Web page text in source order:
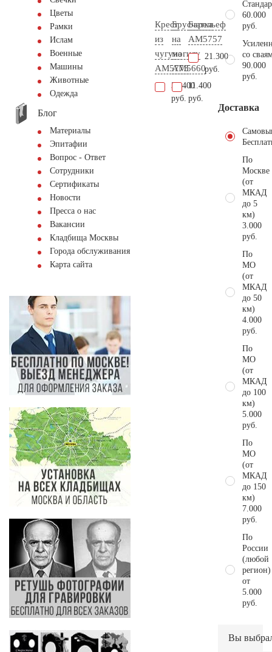
Цветы
Рамки
Ислам
Военные
Машины
Животные
Одежда
Блог
Материалы
Эпитафии
Вопрос - Ответ
Сотрудники
Сертификаты
Новости
Пресса о нас
Вакансии
Кладбища Москвы
Города обслуживания
Карта сайта
Крест
из
чугуна
AM5773
31.400
руб.
Брусчатка
на
могилу
AM5660
11.400
руб.
Барельеф
AM5757
21.300
руб.
60.000
руб.
со
90.000
руб.
Доставка
По
Москве
(от
МКАД
до 5
км)
3.000
руб.
По
МО
(от
МКАД
до 50
км)
4.000
руб.
По
МО
(от
МКАД
до 100
км)
5.000
руб.
По
МО
(от
МКАД
до 150
км)
7.000
руб.
По
России
(любой
регион)
от
5.000
руб.
Вы